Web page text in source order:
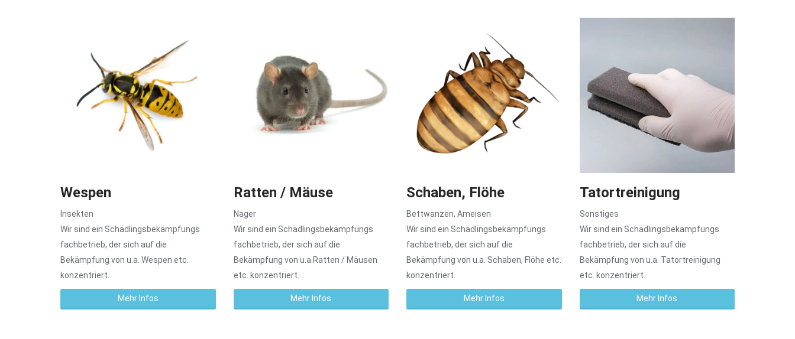
Wespen
Insekten
Wir sind ein Schädlingsbekämpfungs
fachbetrieb, der sich auf die
Bekämpfung von u.a. Wespen etc.
konzentriert.
Mehr Infos
Ratten / Mäuse
Nager
Wir sind ein Schädlingsbekämpfungs
fachbetrieb, der sich auf die
Bekämpfung von u.a.Ratten / Mäusen
etc. konzentriert.
Mehr Infos
Schaben, Flöhe
Bettwanzen, Ameisen
Wir sind ein Schädlingsbekämpfungs
fachbetrieb, der sich auf die
Bekämpfung von u.a. Schaben, Flöhe etc.
konzentriert.
Mehr Infos
Tatortreinigung
Sonstiges
Wir sind ein Schädlingsbekämpfungs
fachbetrieb, der sich auf die
Bekämpfung von u.a. Tatortreinigung
etc. konzentriert.
Mehr Infos